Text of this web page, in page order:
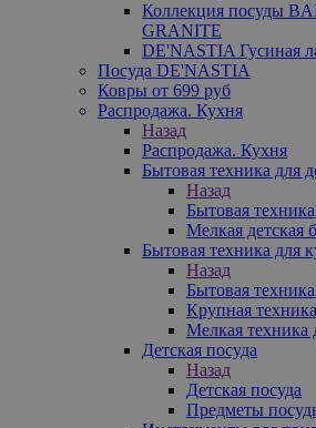
Коллекция посуды
GRANITE
DE'NASTIA Гусиная
Посуда DE'NASTIA
Ковры от 699 руб
Распродажа. Кухня
Назад
Распродажа. Кухня
Бытовая техника для
Назад
Бытовая
Мелкая детская
Бытовая техника для
Назад
Бытовая
Крупная
Мелкая техника
Детская посуда
Назад
Детская посуда
Предметы